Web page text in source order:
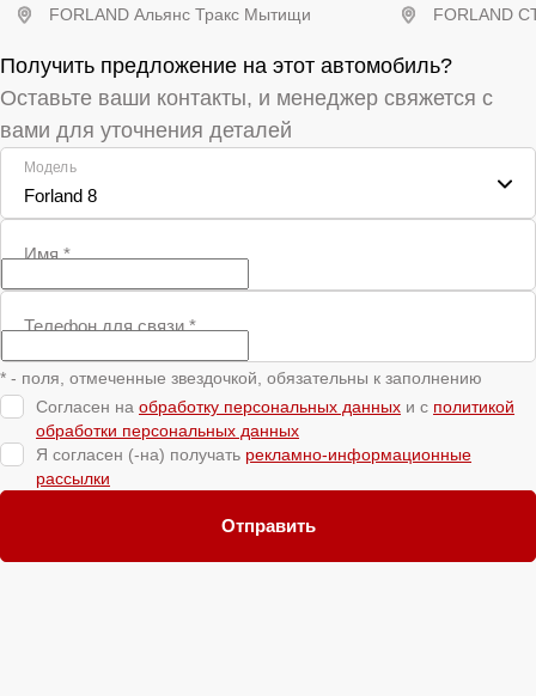
FORLAND Альянс Тракс Мытищи
Получить предложение
FORLAND
Получить предложение на этот автомобиль?
Оставьте ваши контакты, и менеджер свяжется с
вами для уточнения деталей
Модель
Forland 8
Имя*
Телефон для связи*
* - поля, отмеченные звездочкой, обязательны к заполнению
Согласен на обработку персональных данных и c политикой
обработки персональных данных
Я согласен (-на) получать рекламно-информационные
рассылки
Отправить